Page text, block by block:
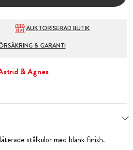
AUKTORISERAD BUTIK
& GARANTI
& Agnes
stålkulor med blank finish.